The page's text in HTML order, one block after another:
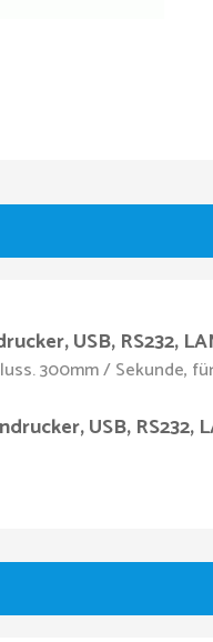
USB, RS232,
300mm / Sekunde,
USB, RS232,